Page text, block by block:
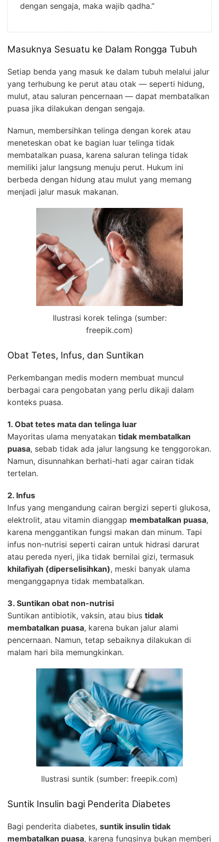
dengan sengaja, maka wajib qadha.”
Masuknya Sesuatu ke Dalam Rongga Tubuh
Setiap benda yang masuk ke dalam tubuh melalui jalur
yang terhubung ke perut atau otak — seperti hidung,
mulut, atau saluran pencernaan — dapat membatalkan
puasa jika dilakukan dengan sengaja.
Namun, membersihkan telinga dengan korek atau
meneteskan obat ke bagian luar telinga tidak
membatalkan puasa, karena saluran telinga tidak
memiliki jalur langsung menuju perut. Hukum ini
berbeda dengan hidung atau mulut yang memang
menjadi jalur masuk makanan.
Ilustrasi korek telinga (sumber:
freepik.com)
Obat Tetes, Infus, dan Suntikan
Perkembangan medis modern membuat muncul
berbagai cara pengobatan yang perlu dikaji dalam
konteks puasa.
1. Obat tetes mata dan telinga luar
Mayoritas ulama menyatakan tidak membatalkan
puasa, sebab tidak ada jalur langsung ke tenggorokan.
Namun, disunnahkan berhati-hati agar cairan tidak
tertelan.
2. Infus
Infus yang mengandung cairan bergizi seperti glukosa,
elektrolit, atau vitamin dianggap membatalkan puasa,
karena menggantikan fungsi makan dan minum. Tapi
infus non-nutrisi seperti cairan untuk hidrasi darurat
atau pereda nyeri, jika tidak bernilai gizi, termasuk
khilafiyah (diperselisihkan), meski banyak ulama
menganggapnya tidak membatalkan.
3. Suntikan obat non-nutrisi
Suntikan antibiotik, vaksin, atau bius tidak
membatalkan puasa, karena bukan jalur alami
pencernaan. Namun, tetap sebaiknya dilakukan di
malam hari bila memungkinkan.
Ilustrasi suntik (sumber: freepik.com)
Suntik Insulin bagi Penderita Diabetes
Bagi penderita diabetes, suntik insulin tidak
membatalkan puasa, karena fungsinya bukan memberi